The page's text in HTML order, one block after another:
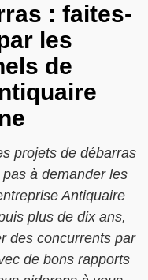
: faites-
les
de
projets de débarras
à demander les
Antiquaire
plus de dix ans,
des concurrents par
de bons rapports